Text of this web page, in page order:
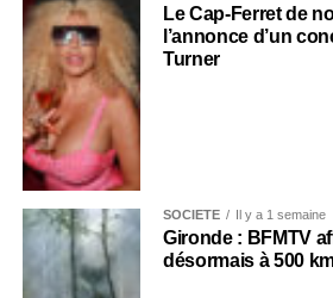
Le Cap-Ferret de
l’annonce d’un
Turner
SOCIÉTÉ Il y a 1 semaine
Gironde : BFMTV
désormais à 500